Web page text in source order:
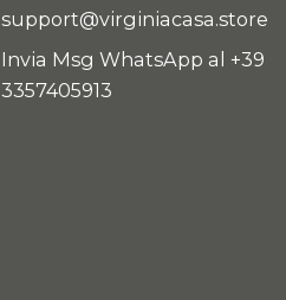
support@virginiacasa.store
Invia Msg WhatsApp al +39
3357405913